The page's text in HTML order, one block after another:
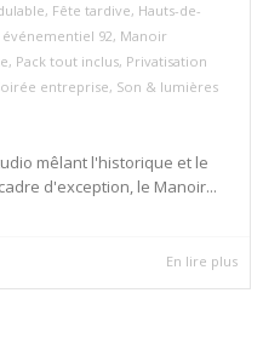
, Fête tardive, Hauts-de-
événementiel 92, Manoir
, Pack tout inclus, Privatisation
entreprise, Son & lumières
mêlant l'historique et le
d'exception, le Manoir...
En lire plus